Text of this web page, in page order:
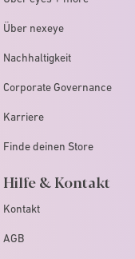
Über nexeye
Nachhaltigkeit
Corporate Governance
Karriere
Finde deinen Store
Hilfe & Kontakt
Kontakt
AGB